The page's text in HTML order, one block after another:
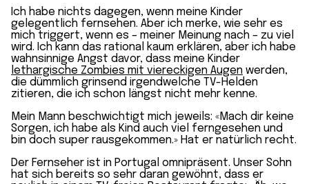
Ich habe nichts dagegen, wenn meine Kinder
gelegentlich fernsehen. Aber ich merke, wie sehr es
mich triggert, wenn es – meiner Meinung nach – zu viel
wird. Ich kann das rational kaum erklären, aber ich habe
wahnsinnige Angst davor, dass meine Kinder
lethargische Zombies mit viereckigen Augen werden,
die dümmlich grinsend irgendwelche TV-Helden
zitieren, die ich schon längst nicht mehr kenne.
Mein Mann beschwichtigt mich jeweils: «Mach dir keine
Sorgen, ich habe als Kind auch viel ferngesehen und
bin doch super rausgekommen.» Hat er natürlich recht.
Der Fernseher ist in Portugal omnipräsent. Unser Sohn
hat sich bereits so sehr daran gewöhnt, dass er